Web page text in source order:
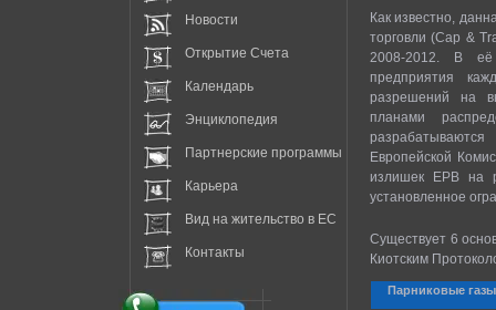
Как известно,
торговли (Cap &
2008-2012. В
предприятия
разрешений на
планами
Европейской
излишек ЕРВ на
установленное
Существует 6
Киотским
Парниковые газы
Новости
Открытие Счета
Календарь
Энциклопедия
Партнерские программы
Карьера
Вид на жительство в EC
Контакты